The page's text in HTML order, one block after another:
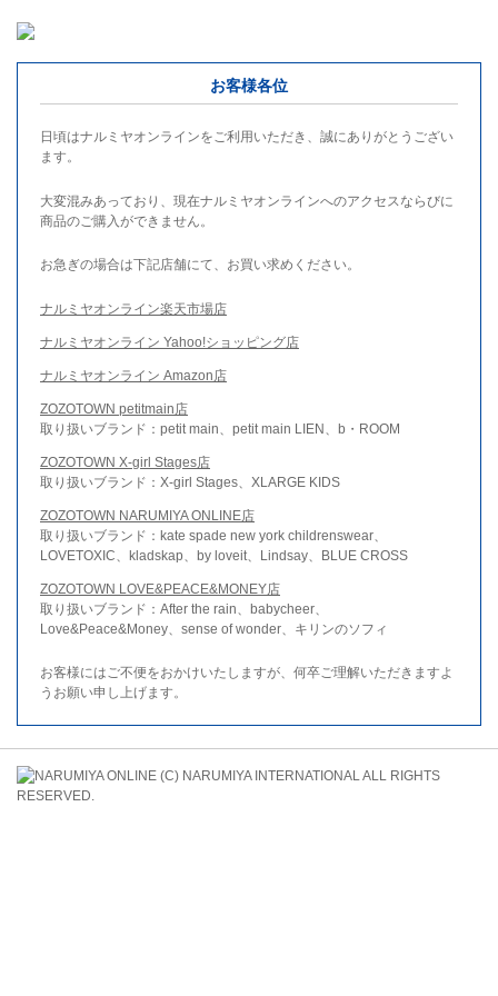
お客様各位
日頃はナルミヤオンラインをご利用いただき、誠にありがとうござい
ます。
大変混みあっており、現在ナルミヤオンラインへのアクセスならびに
商品のご購入ができません。
お急ぎの場合は下記店舗にて、お買い求めください。
ナルミヤオンライン楽天市場店
ナルミヤオンライン Yahoo!ショッピング店
ナルミヤオンライン Amazon店
ZOZOTOWN petitmain店
取り扱いブランド：petit main、petit main LIEN、b・ROOM
ZOZOTOWN X-girl Stages店
取り扱いブランド：X-girl Stages、XLARGE KIDS
ZOZOTOWN NARUMIYA ONLINE店
取り扱いブランド：kate spade new york childrenswear、
LOVETOXIC、kladskap、by loveit、Lindsay、BLUE CROSS
ZOZOTOWN LOVE&PEACE&MONEY店
取り扱いブランド：After the rain、babycheer、
Love&Peace&Money、sense of wonder、キリンのソフィ
お客様にはご不便をおかけいたしますが、何卒ご理解いただきますよ
うお願い申し上げます。